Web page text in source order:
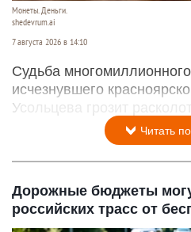
Монеты. Деньги.
shedevrum.ai
7 августа 2026 в 14:10
Судьба
исчезнувшего
Усольцева грозит
Читать
Дорожные бюджеты
российских трасс от